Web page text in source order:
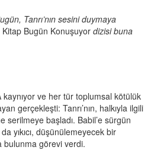
Tanrı’nın sesini duymaya
Kitap Bugün Konuşuyor dizisi buna
kaynıyor ve her tür toplumsal kötülük
gerçekleşti: Tanrı’nın, halkıyla ilgili
serilmeye başladı. Babil’e sürgün
yıkıcı, düşünülemeyecek bir
bulunma görevi verdi.